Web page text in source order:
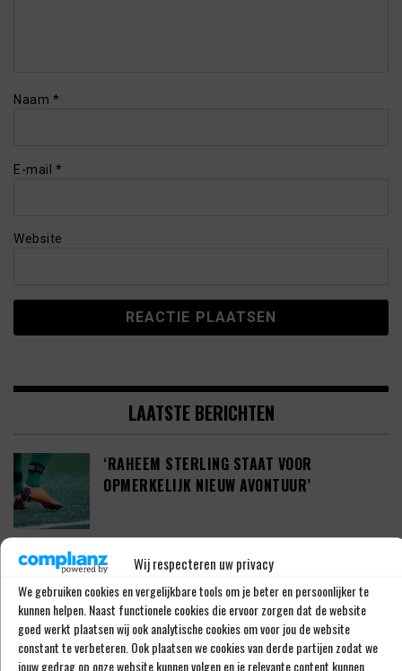
Wij respecteren uw privacy
We gebruiken cookies en vergelijkbare tools om je beter en persoonlijker te
kunnen helpen. Naast functionele cookies die ervoor zorgen dat de website
goed werkt plaatsen wij ook analytische cookies om voor jou de website
constant te verbeteren. Ook plaatsen we cookies van derde partijen zodat we
jouw gedrag op onze website kunnen volgen en je relevante content kunnen
Naam *
E-mail *
Website
LAATSTE BERICHTEN
‘RAHEEM STERLING STAAT VOOR
OPMERKELIJK NIEUW AVONTUUR’
‘SHAQUEEL VAN PERSIE BRENGT FEYENOORD
IETS EXTRA’S’
DEFINITIEF: IN-BEOM HWANG ZET LOOPBAAN